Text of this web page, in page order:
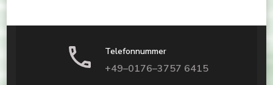
Telefonnummer
+49–0176–3757 6415